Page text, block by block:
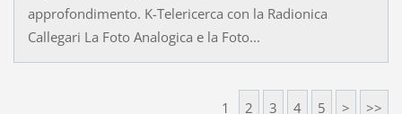
approfondimento. K-Telericerca con la Radionica
Callegari La Foto Analogica e la Foto...
1 2 3 4 5 > >>